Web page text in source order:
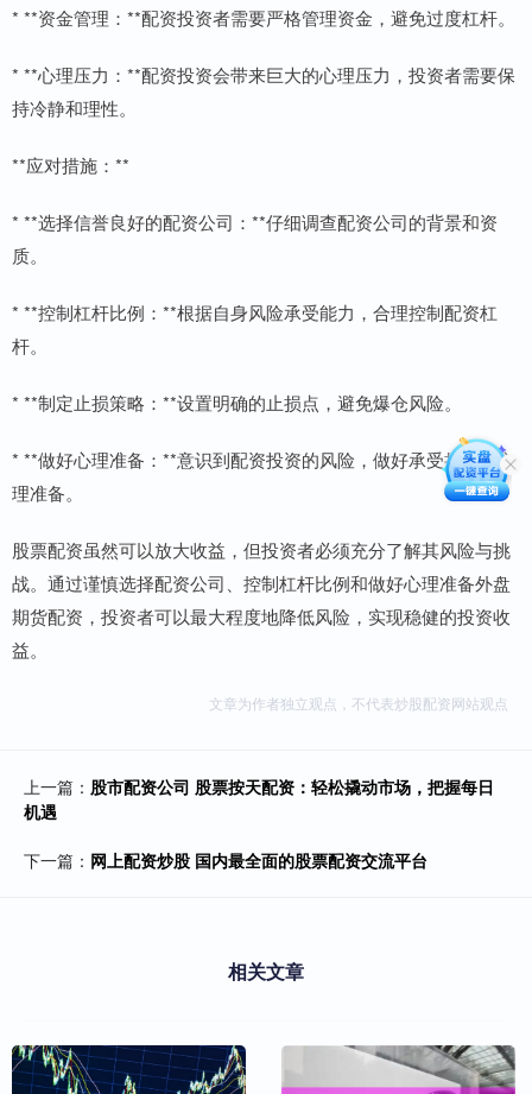
* **资金管理：**配资投资者需要严格管理资金，避免过度杠杆。
* **心理压力：**配资投资会带来巨大的心理压力，投资者需要保
持冷静和理性。
**应对措施：**
* **选择信誉良好的配资公司：**仔细调查配资公司的背景和资
质。
* **控制杠杆比例：**根据自身风险承受能力，合理控制配资杠
杆。
* **制定止损策略：**设置明确的止损点，避免爆仓风险。
* **做好心理准备：**意识到配资投资的风险，做好承受损失的心
理准备。
股票配资虽然可以放大收益，但投资者必须充分了解其风险与挑
战。通过谨慎选择配资公司、控制杠杆比例和做好心理准备外盘
期货配资，投资者可以最大程度地降低风险，实现稳健的投资收
益。
文章为作者独立观点，不代表炒股配资网站观点
上一篇： 股市配资公司 股票按天配资：轻松撬动市场，把握每日
机遇
下一篇： 网上配资炒股 国内最全面的股票配资交流平台
相关文章